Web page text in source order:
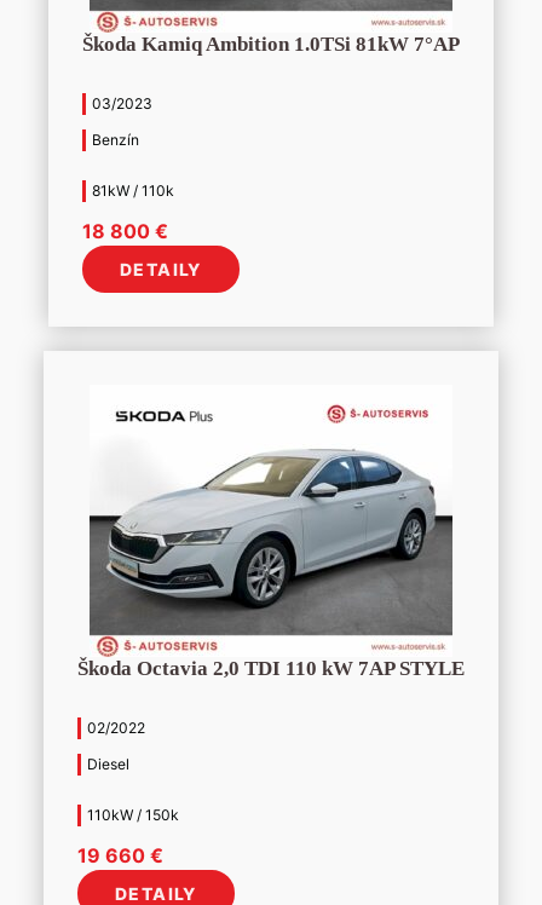
Škoda Kamiq Ambition 1.0TSi 81kW 7°AP
03/2023
Benzín
81kW / 110k
18 800 €
DETAILY
Škoda Octavia 2,0 TDI 110 kW 7AP STYLE
02/2022
Diesel
110kW / 150k
19 660 €
DETAILY